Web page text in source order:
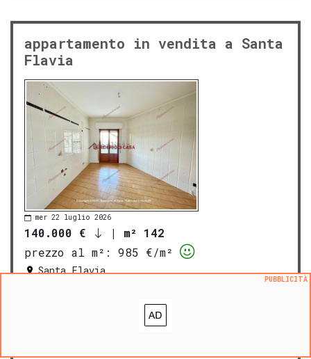
appartamento in vendita a Santa
Flavia
mer 22 luglio 2026
140.000 € | m² 142
prezzo al m²:
985 €/m²
Santa Flavia
PUBBLICITÀ